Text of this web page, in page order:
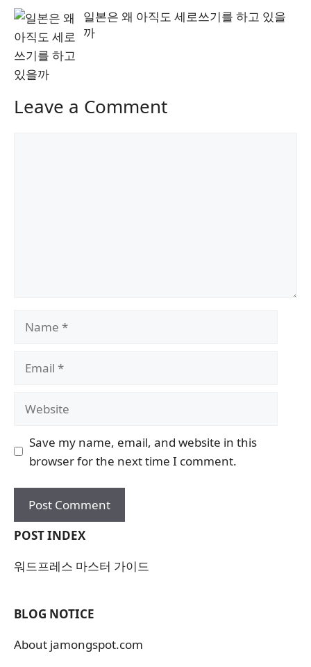
일본은 왜 아직도 세로쓰기를 하고 있을
까
Leave a Comment
Save my name, email, and website in this
browser for the next time I comment.
POST INDEX
워드프레스 마스터 가이드
BLOG NOTICE
About jamongspot.com